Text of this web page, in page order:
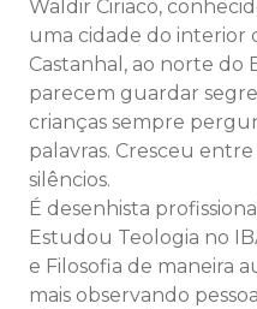
Waldir Ciriaco,
uma cidade do interior
Castanhal, ao norte do
parecem guardar
crianças sempre
palavras. Cresceu
silêncios.
É desenhista
Estudou Teologia no
e Filosofia de maneira
mais observando